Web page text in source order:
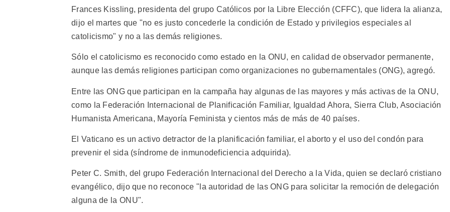
Frances Kissling, presidenta del grupo Católicos por la Libre Elección (CFFC), que lidera la alianza,
dijo el martes que "no es justo concederle la condición de Estado y privilegios especiales al
catolicismo" y no a las demás religiones.
Sólo el catolicismo es reconocido como estado en la ONU, en calidad de observador permanente,
aunque las demás religiones participan como organizaciones no gubernamentales (ONG), agregó.
Entre las ONG que participan en la campaña hay algunas de las mayores y más activas de la ONU,
como la Federación Internacional de Planificación Familiar, Igualdad Ahora, Sierra Club, Asociación
Humanista Americana, Mayoría Feminista y cientos más de más de 40 países.
El Vaticano es un activo detractor de la planificación familiar, el aborto y el uso del condón para
prevenir el sida (síndrome de inmunodeficiencia adquirida).
Peter C. Smith, del grupo Federación Internacional del Derecho a la Vida, quien se declaró cristiano
evangélico, dijo que no reconoce "la autoridad de las ONG para solicitar la remoción de delegación
alguna de la ONU".